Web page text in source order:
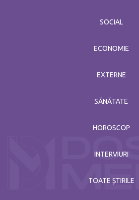
SOCIAL
ECONOMIE
EXTERNE
SĂNĂTATE
HOROSCOP
INTERVIURI
TOATE ȘTIRILE